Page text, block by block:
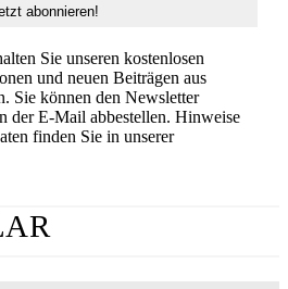
Sie unseren kostenlosen
und neuen Beiträgen aus
Sie können den Newsletter
der E-Mail abbestellen. Hinweise
finden Sie in unserer